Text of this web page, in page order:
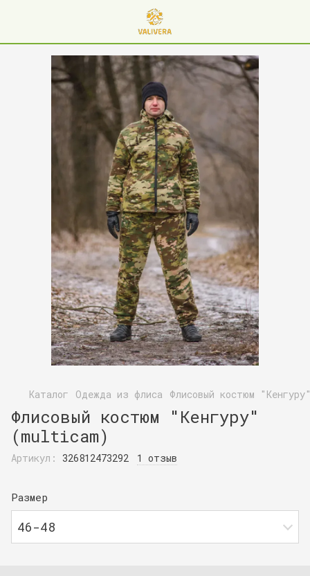
Каталог Одежда из флиса Флисовый костюм
Флисовый костюм "Кенгуру"
(multicam)
Артикул: 326812473292 1 отзыв
Размер
46-48